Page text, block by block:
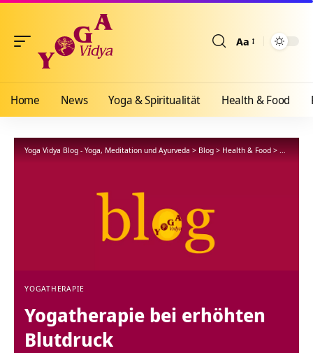
Aa
Home News Yoga & Spiritualität Health & Food
Yoga Vidya Blog - Yoga, Meditation und Ayurveda > Blog > Health & Food >
YOGATHERAPIE
Yogatherapie bei erhöhten
Blutdruck